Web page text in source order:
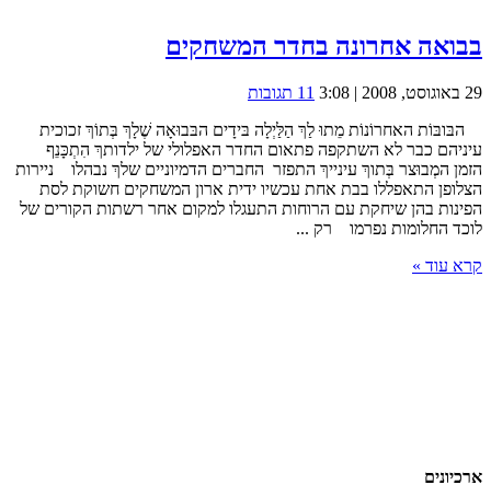
בבואה אחרונה בחדר המשחקים
29 באוגוסט, 2008 | 3:08
11 תגובות
הבּובּוֹת האחרוֹנוֹת מֵתוּ לַךְ הַלַּיְלָה בּידָים הבּבוּאָה שֶׁלָךְ בְּתוֹךְ זכוכית
עיניהם כבר לא השתקפה פתאום החדר האפלולי של ילדותךְ הִתְכָּנֵף
הזמן המְבוּצר בְּתוךְ עינייךְ התפזר החברים הדמיוניים שלךְ נבהלו ניירות
הצלופן התאפללו בבת אחת עכשיו ידית ארון המשחקים חשוקת לסת
הפינות בהן שיחקת עם הרוחות התעגלו למקום אחר רשתות הקורים של
לוכד החלומות נפרמו רק ...
קרא עוד »
ארכיונים